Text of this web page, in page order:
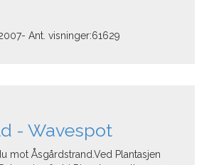
Ant. visninger:61629
- Wavespot
mot Åsgårdstrand.Ved Plantasjen